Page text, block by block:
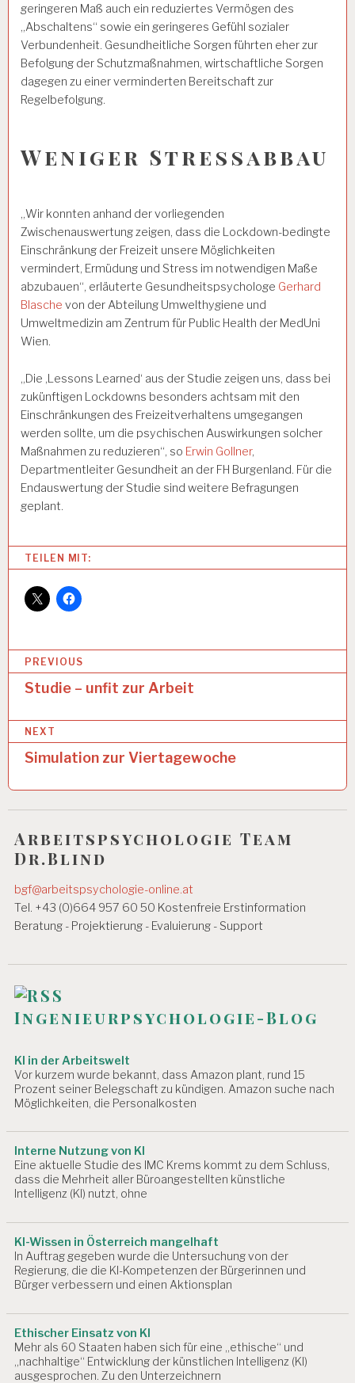
geringeren Maß auch ein reduziertes Vermögen des
„Abschaltens“ sowie ein geringeres Gefühl sozialer
Verbundenheit. Gesundheitliche Sorgen führten eher zur
Befolgung der Schutzmaßnahmen, wirtschaftliche Sorgen
dagegen zu einer verminderten Bereitschaft zur
Regelbefolgung.
Weniger Stressabbau
„Wir konnten anhand der vorliegenden
Zwischenauswertung zeigen, dass die Lockdown-bedingte
Einschränkung der Freizeit unsere Möglichkeiten
vermindert, Ermüdung und Stress im notwendigen Maße
abzubauen“, erläuterte Gesundheitspsychologe Gerhard
Blasche von der Abteilung Umwelthygiene und
Umweltmedizin am Zentrum für Public Health der MedUni
Wien.
„Die ‚Lessons Learned‘ aus der Studie zeigen uns, dass bei
zukünftigen Lockdowns besonders achtsam mit den
Einschränkungen des Freizeitverhaltens umgegangen
werden sollte, um die psychischen Auswirkungen solcher
Maßnahmen zu reduzieren“, so Erwin Gollner,
Departmentleiter Gesundheit an der FH Burgenland. Für die
Endauswertung der Studie sind weitere Befragungen
geplant.
Categories:
R
B
U
N
D
G
S
U
N
A
R
EI
T
A
A
Y
E
R
B
EI
T
E
D
I
N
N
G
E
N
A
R
B
EI
T
TEILEN MIT:
B
i
t
r
a
g
s
n
a
v
a
t
i
o
n
PREVIOUS
Studie – unfit zur Arbeit
NEXT
Simulation zur Viertagewoche
Arbeitspsychologie Team
Dr.Blind
bgf@arbeitspsychologie-online.at
Tel. +43 (0)664 957 60 50 Kostenfreie Erstinformation
Beratung - Projektierung - Evaluierung - Support
Ingenieurpsychologie-Blog
KI in der Arbeitswelt
Vor kurzem wurde bekannt, dass Amazon plant, rund 15
Prozent seiner Belegschaft zu kündigen. Amazon suche nach
Möglichkeiten, die Personalkosten
Interne Nutzung von KI
Eine aktuelle Studie des IMC Krems kommt zu dem Schluss,
dass die Mehrheit aller Büroangestellten künstliche
Intelligenz (KI) nutzt, ohne
KI-Wissen in Österreich mangelhaft
In Auftrag gegeben wurde die Untersuchung von der
Regierung, die die KI-Kompetenzen der Bürgerinnen und
Bürger verbessern und einen Aktionsplan
Ethischer Einsatz von KI
Mehr als 60 Staaten haben sich für eine „ethische“ und
„nachhaltige“ Entwicklung der künstlichen Intelligenz (KI)
ausgesprochen. Zu den Unterzeichnern